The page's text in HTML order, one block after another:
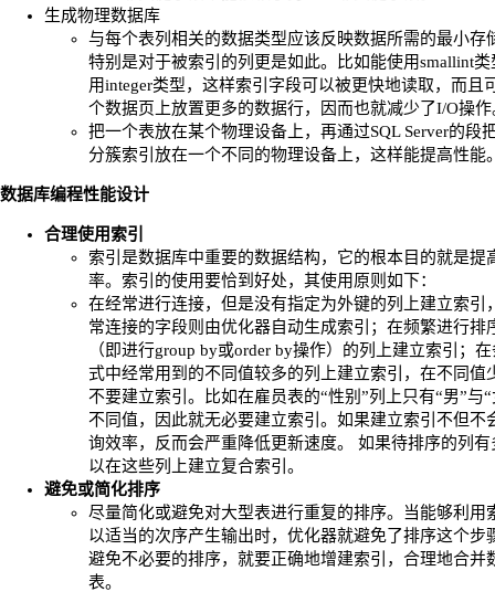
生成物理数据库
与每个表列相关的数据类型应该反映数据所需的最小存
特别是对于被索引的列更是如此。比如能使用smallint类
用integer类型，这样索引字段可以被更快地读取，而且
个数据页上放置更多的数据行，因而也就减少了I/O操作
把一个表放在某个物理设备上，再通过SQL Server的段
分簇索引放在一个不同的物理设备上，这样能提高性能
数据库编程性能设计
合理使用索引
索引是数据库中重要的数据结构，它的根本目的就是提
率。索引的使用要恰到好处，其使用原则如下：
在经常进行连接，但是没有指定为外键的列上建立索引
常连接的字段则由优化器自动生成索引；在频繁进行排
（即进行group by或order by操作）的列上建立索引；
式中经常用到的不同值较多的列上建立索引，在不同值
不要建立索引。比如在雇员表的“性别”列上只有“男”与
不同值，因此就无必要建立索引。如果建立索引不但不
询效率，反而会严重降低更新速度。 如果待排序的列有
以在这些列上建立复合索引。
避免或简化排序
尽量简化或避免对大型表进行重复的排序。当能够利用
以适当的次序产生输出时，优化器就避免了排序这个步
避免不必要的排序，就要正确地增建索引，合理地合并
表。